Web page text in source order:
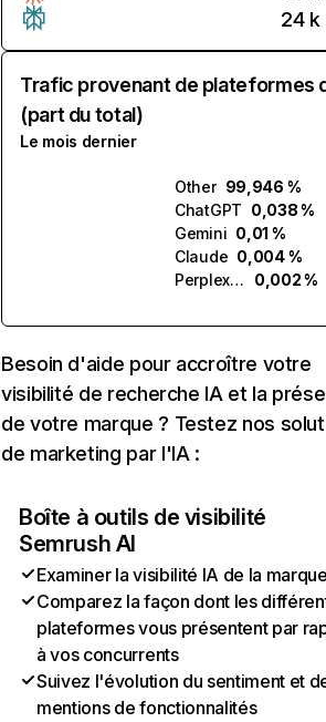
24 k
Trafic provenant de plateformes
(part du total)
Le mois dernier
Other 99,946 %
ChatGPT 0,038 %
Gemini 0,01 %
Claude 0,004 %
Perplexity
0,002 %
Besoin d'aide pour accroître votre
visibilité de recherche IA et la
de votre marque ? Testez nos
de marketing par l'IA :
Boîte à outils de visibilité
Semrush AI
Examiner la visibilité IA de la
Comparez la façon dont les
plateformes vous présentent par
à vos concurrents
Suivez l'évolution du sentiment et
mentions de fonctionnalités